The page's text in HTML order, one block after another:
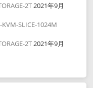
2T2021年9月
SLICE-1024M
2T2021年9月